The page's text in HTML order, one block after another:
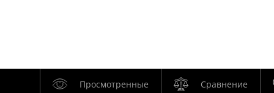
Просмотренные Сравнение